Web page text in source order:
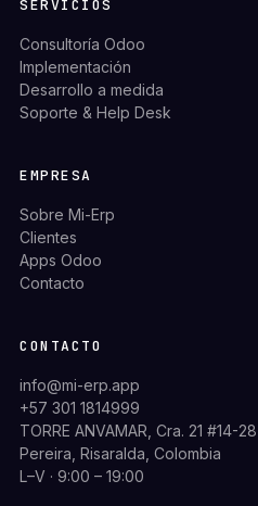
SERVICIOS
Consultoría Odoo
Implementación
Desarrollo a medida
Soporte & Help Desk
EMPRESA
Sobre Mi-Erp
Clientes
Apps Odoo
Contacto
CONTACTO
info@mi-erp.app
+57 301 1814999
TORRE ANVAMAR, Cra. 21 #14-
Pereira, Risaralda, Colombia
L–V · 9:00 – 19:00